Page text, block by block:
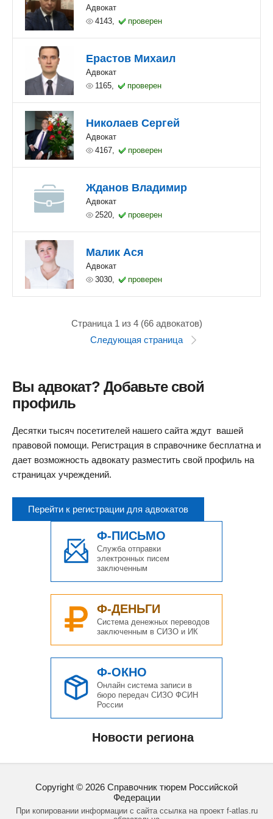
Адвокат
4143,
проверен
Ерастов Михаил
Адвокат
1165,
проверен
Николаев Сергей
Адвокат
4167,
проверен
Жданов Владимир
Адвокат
2520,
проверен
Малик Ася
Адвокат
3030,
проверен
Страница 1 из 4 (66 адвокатов)
Следующая страница
Вы адвокат? Добавьте свой
профиль
Десятки тысяч посетителей нашего сайта ждут вашей
правовой помощи. Регистрация в справочнике бесплатна и
дает возможность адвокату разместить свой профиль на
страницах учреждений.
Перейти к регистрации для адвокатов
Ф-ПИСЬМО
Служба отправки
электронных писем
заключенным
Ф-ДЕНЬГИ
Система денежных переводов
заключенным в СИЗО и ИК
Ф-ОКНО
Онлайн система записи в
бюро передач СИЗО ФСИН
России
Новости региона
Copyright © 2026 Справочник тюрем Российской
Федерации
При копировании информации с сайта ссылка на проект f-atlas.ru